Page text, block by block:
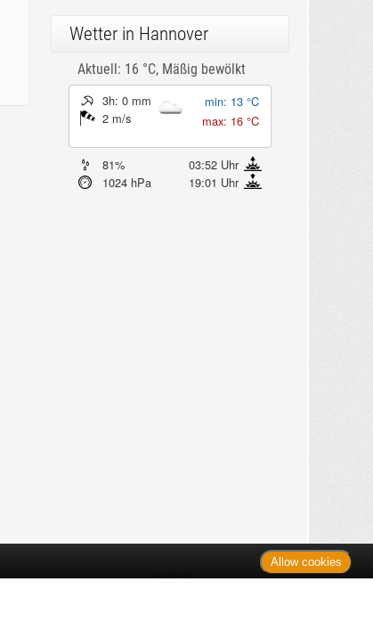
Wetter in Hannover
Aktuell: 16 °C, Mäßig bewölkt
3h: 0 mm
2 m/s
min: 13 °C
max: 16 °C
81%
03:52 Uhr
1024 hPa
19:01 Uhr
Kontakt
Allow cookies